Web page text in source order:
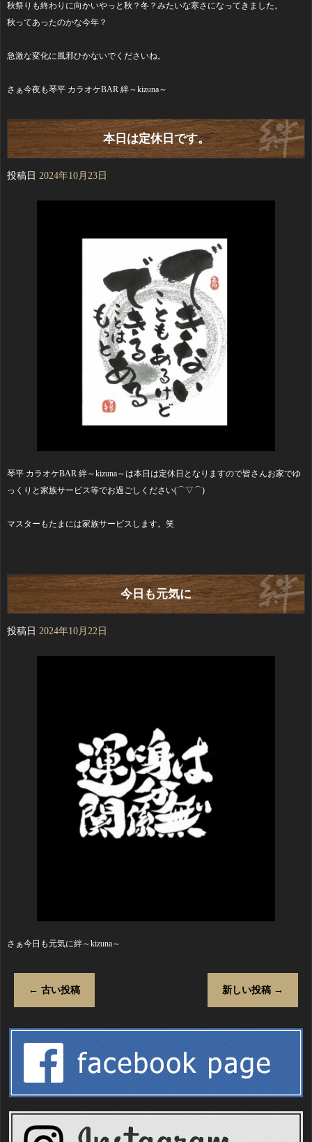
秋祭りも終わりに向かいやっと秋？冬？みたいな寒さになってきました。
秋ってあったのかな今年？
急激な変化に風邪ひかないでくださいね。
さぁ今夜も琴平 カラオケBAR 絆～kizuna～
本日は定休日です。
投稿日 2024年10月23日
琴平 カラオケBAR 絆～kizuna～は本日は定休日となりますので皆さんお家でゆ
っくりと家族サービス等でお過ごしください(⌒▽⌒)
マスターもたまには家族サービスします。笑
今日も元気に
投稿日 2024年10月22日
さぁ今日も元気に絆～kizuna～
← 古い投稿 新しい投稿 →